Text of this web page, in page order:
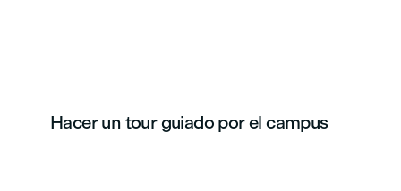
Hacer un tour guiado por el campus